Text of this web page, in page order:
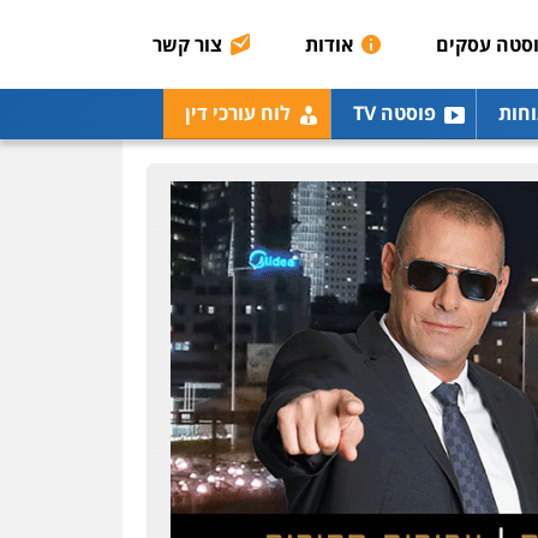
עסקים אודות צור קשר
פוסטה TV לוח עורכי דין
מחיקת כתבות מגוגל
ודחיקת אזכורים שליליים
דין
0522508109
אחסון אתרים
מהירות הגנה גיבוי
תמיכה שירותים מקצועיים
לעורכי דין
מרכז התחלה חדשה
אסירים עבירות מין
שירותים מקצועיים לעורכי
דין
0544500346
מאיה בלום, עו"ס,
טיפול ושיקום
טיפול בהתמכרויות